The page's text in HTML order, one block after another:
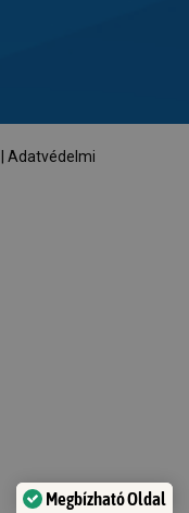
Adatvédelmi
Megbízható Oldal